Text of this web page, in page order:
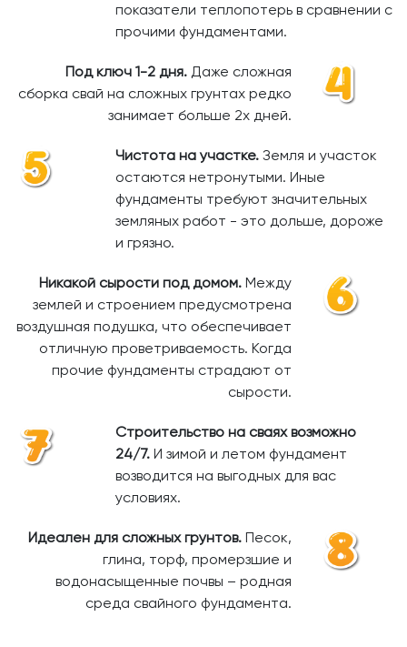
показатели теплопотерь в сравнении с
прочими фундаментами.
Под ключ 1-2 дня. Даже сложная
сборка свай на сложных грунтах редко
занимает больше 2х дней.
Чистота на участке. Земля и участок
остаются нетронутыми. Иные
фундаменты требуют значительных
земляных работ - это дольше, дороже
и грязно.
Никакой сырости под домом. Между
землей и строением предусмотрена
воздушная подушка, что обеспечивает
отличную проветриваемость. Когда
прочие фундаменты страдают от
сырости.
Строительство на сваях возможно
24/7. И зимой и летом фундамент
возводится на выгодных для вас
условиях.
Идеален для сложных грунтов. Песок,
глина, торф, промерзшие и
водонасыщенные почвы – родная
среда свайного фундамента.